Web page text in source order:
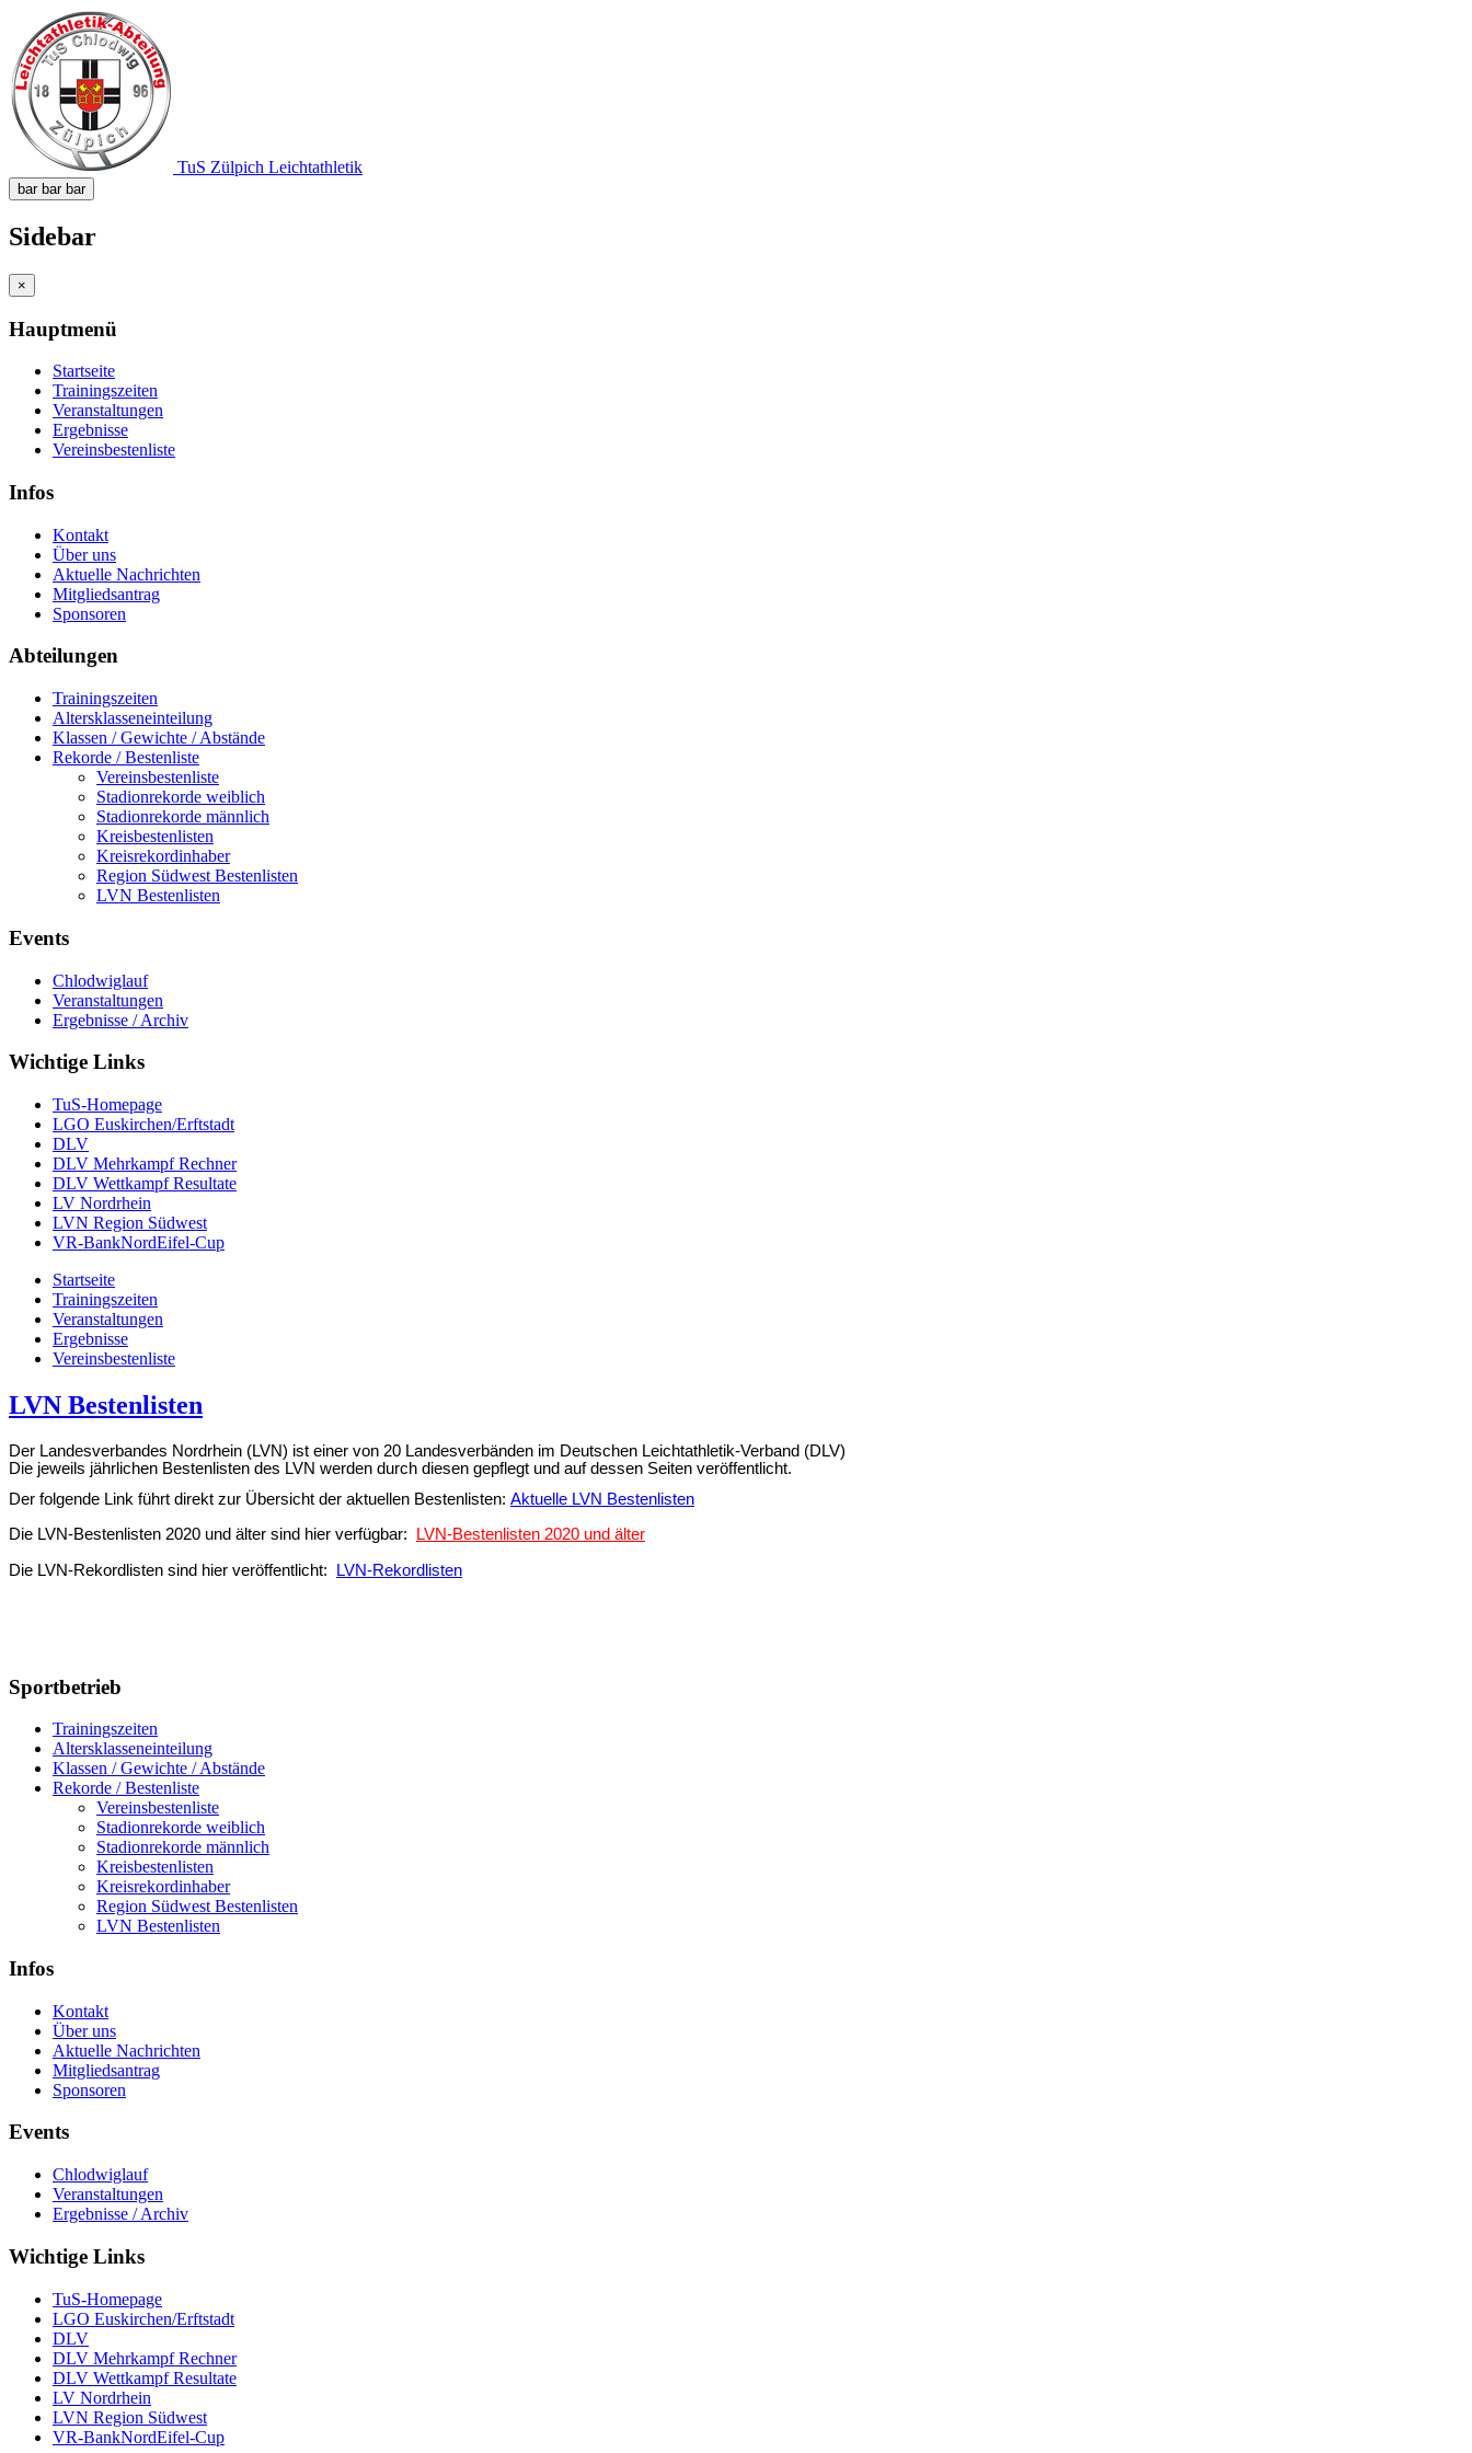
TuS Zülpich Leichtathletik
bar bar bar
Sidebar
×
Hauptmenü
Startseite
Trainingszeiten
Veranstaltungen
Ergebnisse
Vereinsbestenliste
Infos
Kontakt
Über uns
Aktuelle Nachrichten
Mitgliedsantrag
Sponsoren
Abteilungen
Trainingszeiten
Altersklasseneinteilung
Klassen / Gewichte / Abstände
Rekorde / Bestenliste
Vereinsbestenliste
Stadionrekorde weiblich
Stadionrekorde männlich
Kreisbestenlisten
Kreisrekordinhaber
Region Südwest Bestenlisten
LVN Bestenlisten
Events
Chlodwiglauf
Veranstaltungen
Ergebnisse / Archiv
Wichtige Links
TuS-Homepage
LGO Euskirchen/Erftstadt
DLV
DLV Mehrkampf Rechner
DLV Wettkampf Resultate
LV Nordrhein
LVN Region Südwest
VR-BankNordEifel-Cup
Startseite
Trainingszeiten
Veranstaltungen
Ergebnisse
Vereinsbestenliste
LVN Bestenlisten
Der Landesverbandes Nordrhein (LVN) ist einer von 20 Landesverbänden im Deutschen Leichtathletik-Verband (DLV)
Die jeweils jährlichen Bestenlisten des LVN werden durch diesen gepflegt und auf dessen Seiten veröffentlicht.
Der folgende Link führt direkt zur Übersicht der aktuellen Bestenlisten: Aktuelle LVN Bestenlisten
Die LVN-Bestenlisten 2020 und älter sind hier verfügbar:
LVN-Bestenlisten 2020 und älter
Die LVN-Rekordlisten sind hier veröffentlicht: LVN-Rekordlisten
Sportbetrieb
Trainingszeiten
Altersklasseneinteilung
Klassen / Gewichte / Abstände
Rekorde / Bestenliste
Vereinsbestenliste
Stadionrekorde weiblich
Stadionrekorde männlich
Kreisbestenlisten
Kreisrekordinhaber
Region Südwest Bestenlisten
LVN Bestenlisten
Infos
Kontakt
Über uns
Aktuelle Nachrichten
Mitgliedsantrag
Sponsoren
Events
Chlodwiglauf
Veranstaltungen
Ergebnisse / Archiv
Wichtige Links
TuS-Homepage
LGO Euskirchen/Erftstadt
DLV
DLV Mehrkampf Rechner
DLV Wettkampf Resultate
LV Nordrhein
LVN Region Südwest
VR-BankNordEifel-Cup